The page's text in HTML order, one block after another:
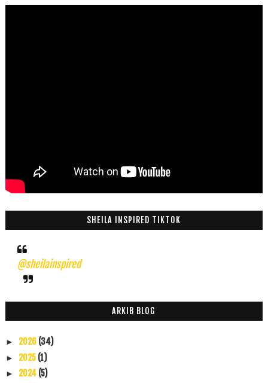
SHEILA INSPIRED TIKTOK
@sheilainspired
ARKIB BLOG
► 2026 (34)
► 2025 (1)
► 2024 (5)